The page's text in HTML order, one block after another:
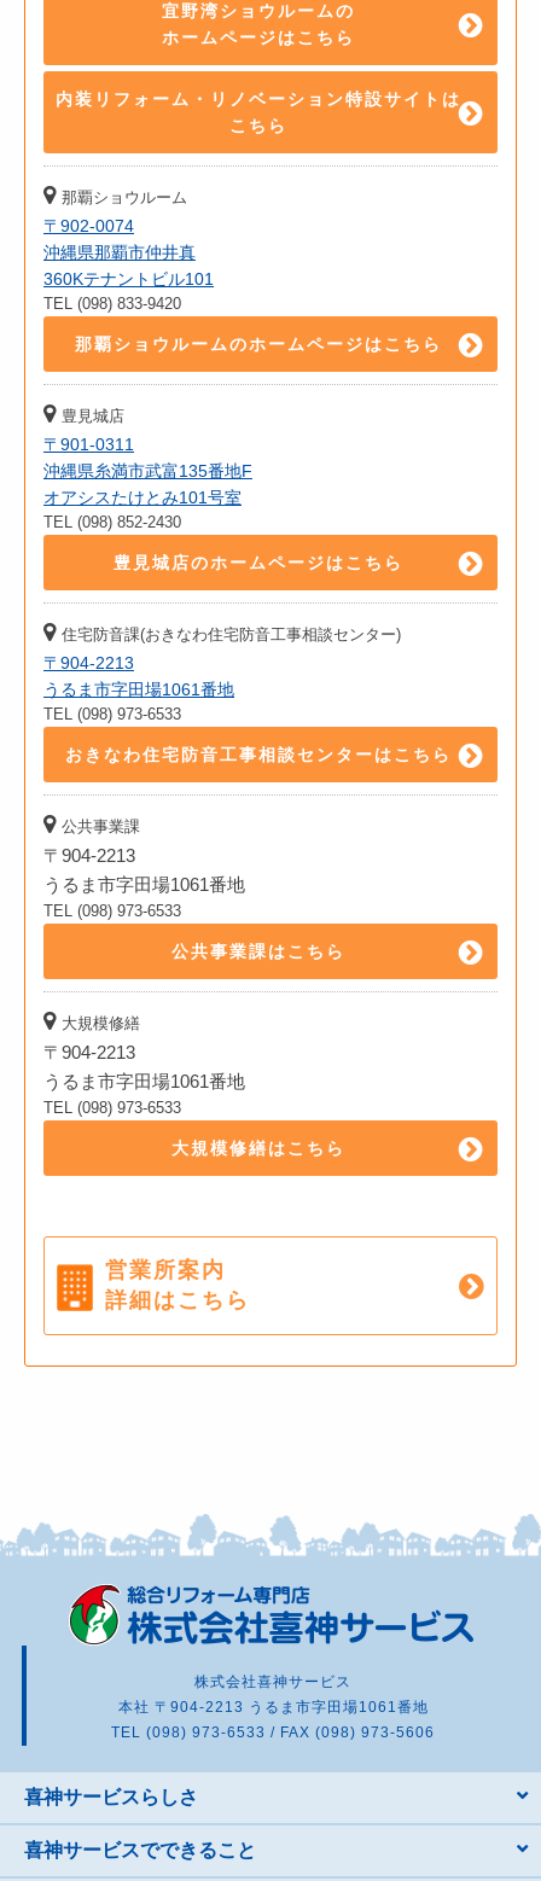
宜野湾ショウルームの
ホームページはこちら
内装リフォーム・リノベーション特設サイトは
こちら
那覇ショウルーム
〒902-0074
沖縄県那覇市仲井真
360Kテナントビル101
TEL (098) 833-9420
那覇ショウルームのホームページはこちら
豊見城店
〒901-0311
沖縄県糸満市武富135番地F
オアシスたけとみ101号室
TEL (098) 852-2430
豊見城店のホームページはこちら
住宅防音課(おきなわ住宅防音工事相談センター)
〒904-2213
うるま市字田場1061番地
TEL (098) 973-6533
おきなわ住宅防音工事相談センターはこちら
公共事業課
〒904-2213
うるま市字田場1061番地
TEL (098) 973-6533
公共事業課はこちら
大規模修繕
〒904-2213
うるま市字田場1061番地
TEL (098) 973-6533
大規模修繕はこちら
営業所案内
詳細はこちら
株式会社喜神サービス
本社 〒904-2213 うるま市字田場1061番地
TEL (098) 973-6533 / FAX (098) 973-5606
喜神サービスらしさ
喜神サービスでできること